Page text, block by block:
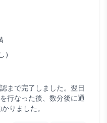
まで完了しました。翌日
行なった後、数分後に通
りました。